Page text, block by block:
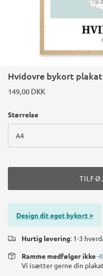
Hvidovre bykort
149,00 DKK
Størrelse
A4
Design dit eget bykort >
Hurtig levering: 1-3
Ramme medfølger ikke-
Vi isætter gerne din